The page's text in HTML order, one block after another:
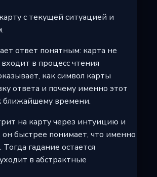
с текущей ситуацией и
ответ понятным: карта не
в процесс чтения
как символ карты
ответа и почему именно этот
ближайшему времени.
на карту через интуицию и
он быстрее понимает, что именно
гадание остается
в абстрактные